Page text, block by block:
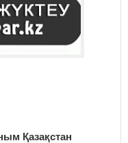
Қазақстан